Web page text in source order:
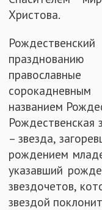
Христова.
православные
названием
Рождественская
– звезда,
рождением
указавший
звездочетов,
звездой